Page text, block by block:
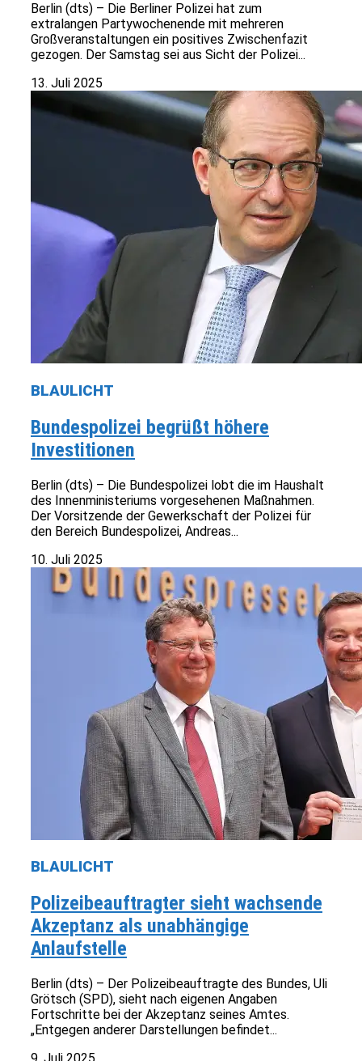
Berlin (dts) – Die Berliner Polizei hat zum
extralangen Partywochenende mit mehreren
Großveranstaltungen ein positives Zwischenfazit
gezogen. Der Samstag sei aus Sicht der Polizei...
13. Juli 2025
BLAULICHT
Bundespolizei begrüßt höhere
Investitionen
Berlin (dts) – Die Bundespolizei lobt die im Haushalt
des Innenministeriums vorgesehenen Maßnahmen.
Der Vorsitzende der Gewerkschaft der Polizei für
den Bereich Bundespolizei, Andreas...
10. Juli 2025
BLAULICHT
Polizeibeauftragter sieht wachsende
Akzeptanz als unabhängige
Anlaufstelle
Berlin (dts) – Der Polizeibeauftragte des Bundes, Uli
Grötsch (SPD), sieht nach eigenen Angaben
Fortschritte bei der Akzeptanz seines Amtes.
„Entgegen anderer Darstellungen befindet...